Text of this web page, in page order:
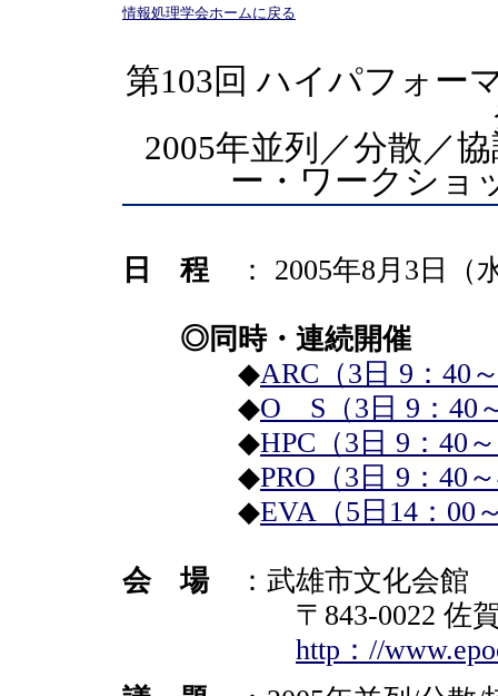
情報処理学会ホームに戻る
第103回 ハイパフォー
2005年並列／分散／
ー・ワークショ
日 程 ： 2005年8月3日（
◎同時・連続開催
◆ARC（3日 9：40
◆O S（3日 9：40
◆HPC（3日 9：40
◆PRO（3日 9：40
◆EVA（5日14：00
会 場：武雄市文化会館
〒843-0022 佐賀県武
http：//